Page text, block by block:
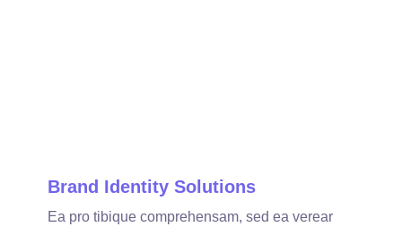
Brand Identity Solutions
Ea pro tibique comprehensam, sed ea verear